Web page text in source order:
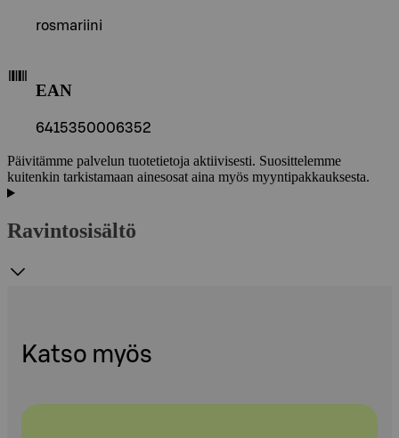
rosmariini
EAN
6415350006352
Päivitämme palvelun tuotetietoja aktiivisesti. Suosittelemme
kuitenkin tarkistamaan ainesosat aina myös myyntipakkauksesta.
Ravintosisältö
Katso myös